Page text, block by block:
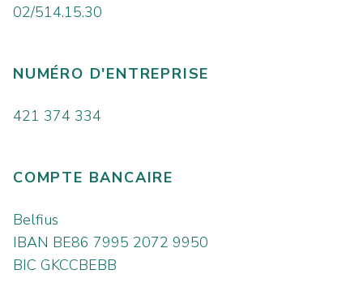
02/514.15.30
NUMÉRO D'ENTREPRISE
421 374 334
COMPTE BANCAIRE
Belfius
IBAN BE86 7995 2072 9950
BIC GKCCBEBB